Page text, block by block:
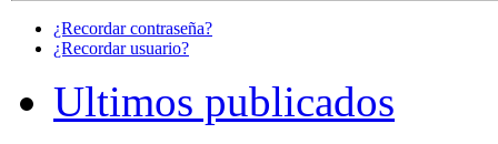
¿Recordar contraseña?
¿Recordar usuario?
Ultimos publicados